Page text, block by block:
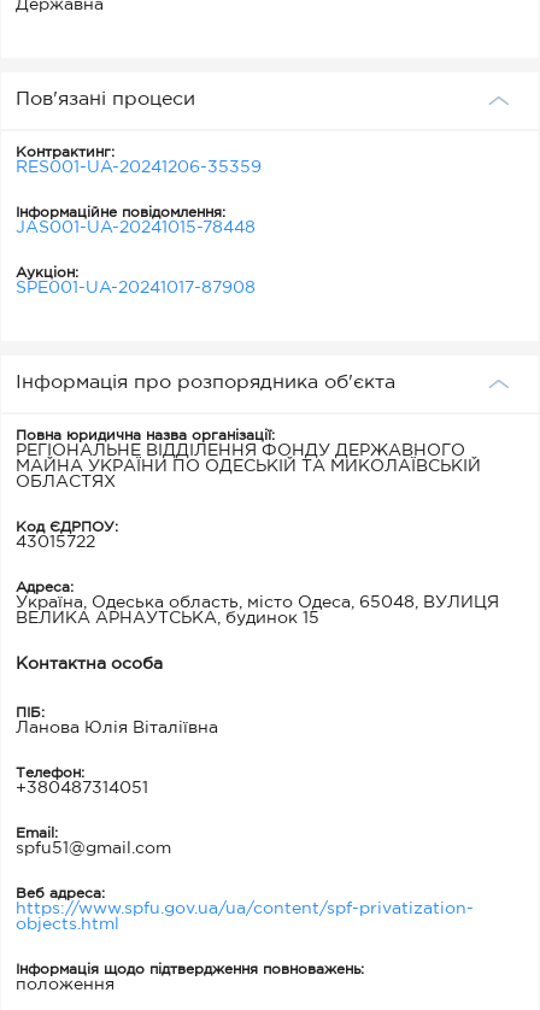
Державна
Пов'язані процеси
Контрактинг:
RES001-UA-20241206-35359
Інформаційне повідомлення:
JAS001-UA-20241015-78448
Аукціон:
SPE001-UA-20241017-87908
Інформація про розпорядника об'єкта
Повна юридична назва організації:
РЕГІОНАЛЬНЕ ВІДДІЛЕННЯ ФОНДУ ДЕРЖАВНОГО
МАЙНА УКРАЇНИ ПО ОДЕСЬКІЙ ТА МИКОЛАЇВСЬКІЙ
ОБЛАСТЯХ
Код ЄДРПОУ:
43015722
Адреса:
Україна, Одеська область, місто Одеса, 65048, ВУЛИЦЯ
ВЕЛИКА АРНАУТСЬКА, будинок 15
Контактна особа
ПІБ:
Ланова Юлія Віталіївна
Телефон:
+380487314051
Email:
spfu51@gmail.com
Веб адреса:
https://www.spfu.gov.ua/ua/content/spf-privatization-
objects.html
Інформація щодо підтвердження повноважень:
положення